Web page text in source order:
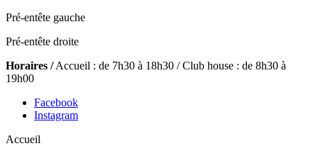
Pré-entête gauche
Pré-entête droite
Horaires /Accueil : de 7h30 à 18h30 / Club house : de 8h30 à
19h00
Facebook
Instagram
Accueil